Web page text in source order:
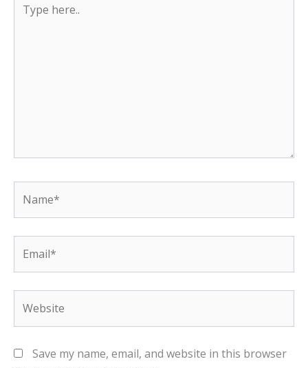
here..
Save my name, email, and website in this browser